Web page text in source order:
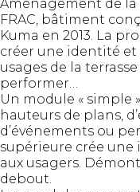
Aménagement de la
FRAC, bâtiment
Kuma en 2013. La
créer une identité
usages de la
performer…
Un module « simple
hauteurs de plans,
d’événements ou
supérieure crée une
aux usagers.
debout.